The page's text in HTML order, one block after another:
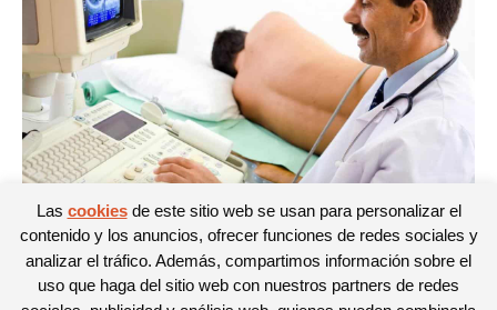
Salud
La colonoscopia, molesta pero necesaria
Jose Carlos Garcia Piñeiro - 30/07/2015
Las cookiesde este sitio web se usan para personalizar el
contenido y los anuncios, ofrecer funciones de redes sociales y
analizar el tráfico. Además, compartimos información sobre el
uso que haga del sitio web con nuestros partners de redes